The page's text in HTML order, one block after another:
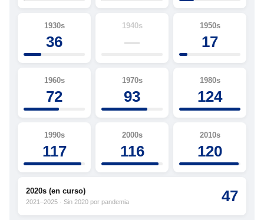
1930s
36
1940s
—
1950s
17
1960s
72
1970s
93
1980s
124
1990s
117
2000s
116
2010s
120
2020s (en curso)
2021–2025 · Sin 2020 por pandemia 47